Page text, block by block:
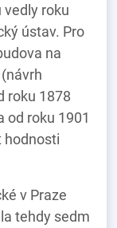
roku
ústav. Pro
na
roku 1878
od roku 1901
hodnosti
v Praze
tehdy sedm